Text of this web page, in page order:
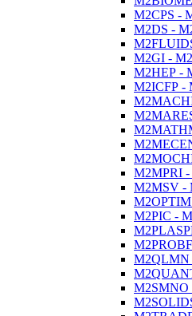
M2CPS -
M2DS -
M2GI - M2
M2HEP -
M2ICFP -
M2MPRI -
M2MSV -
M2OPTIM
M2PIC -
M2QLMN
M2SMNO